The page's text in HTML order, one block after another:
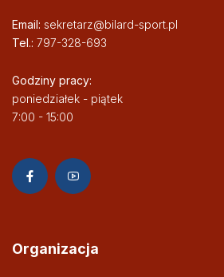
Email: sekretarz@bilard-sport.pl
Tel.: 797-328-693
Godziny pracy:
poniedziałek - piątek
7:00 - 15:00
Organizacja